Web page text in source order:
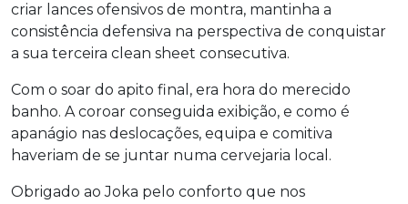
criar lances ofensivos de montra, mantinha a
consistência defensiva na perspectiva de conquistar
a sua terceira clean sheet consecutiva.
Com o soar do apito final, era hora do merecido
banho. A coroar conseguida exibição, e como é
apanágio nas deslocações, equipa e comitiva
haveriam de se juntar numa cervejaria local.
Obrigado ao Joka pelo conforto que nos